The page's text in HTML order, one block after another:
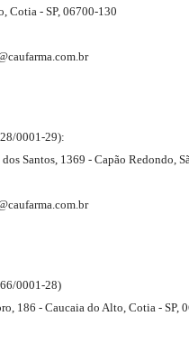
Cotia - SP, 06700-130
0001-29):
Santos, 1369 - Capão Redondo,
0001-28)
186 - Caucaia do Alto, Cotia - SP,